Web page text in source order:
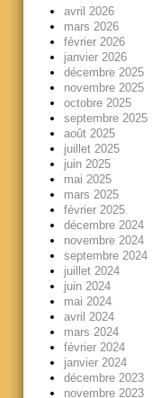
avril 2026
mars 2026
février 2026
janvier 2026
décembre 2025
novembre 2025
octobre 2025
septembre 2025
août 2025
juillet 2025
juin 2025
mai 2025
mars 2025
février 2025
décembre 2024
novembre 2024
septembre 2024
juillet 2024
juin 2024
mai 2024
avril 2024
mars 2024
février 2024
janvier 2024
décembre 2023
novembre 2023